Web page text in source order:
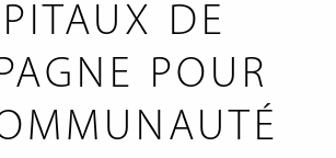
DE
POUR